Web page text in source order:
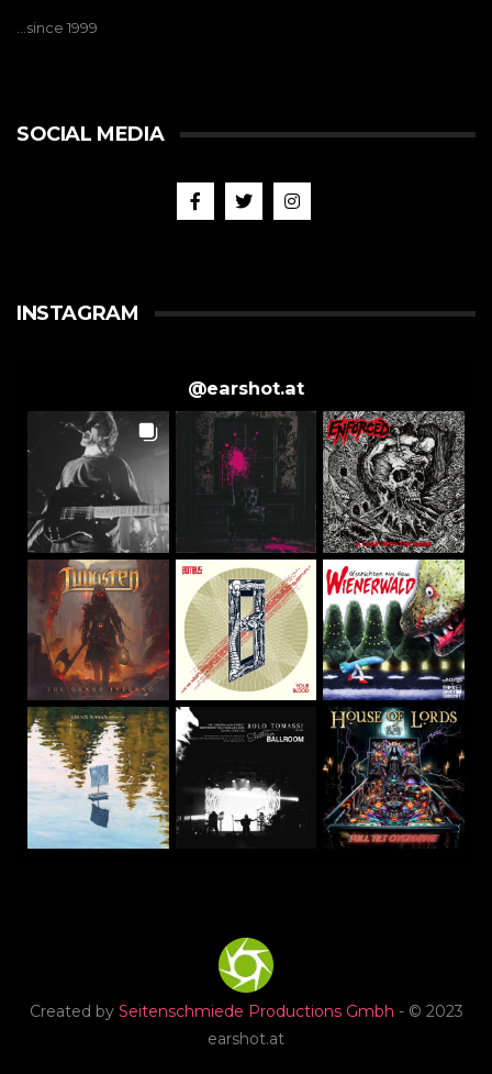
…since 1999
SOCIAL MEDIA
INSTAGRAM
@earshot.at
Created by Seitenschmiede Productions Gmbh - © 2023
earshot.at